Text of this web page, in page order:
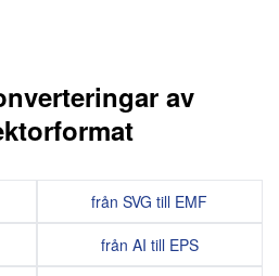
av
från SVG till EMF
från AI till EPS